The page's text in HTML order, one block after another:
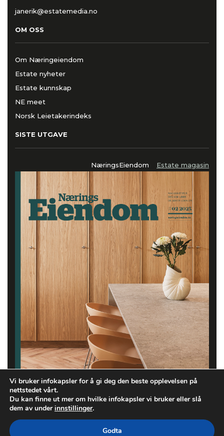
janerik@estatemedia.no
OM OSS
Om Næringeiendom
Estate nyheter
Estate kunnskap
NE meet
Norsk Leietakerindeks
SISTE UTGAVE
NæringsEiendom Estate magasin
Vi bruker infokapsler for å gi deg den beste opplevelsen på
nettstedet vårt.
Du kan finne ut mer om hvilke infokapsler vi bruker eller slå
dem av underinnstillinger.
Godta